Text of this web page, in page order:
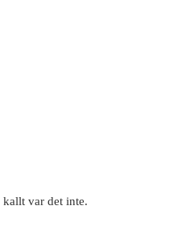
var det inte.